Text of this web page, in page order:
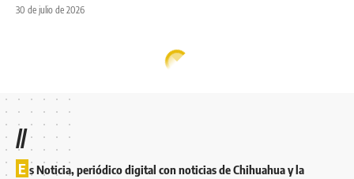
30 de julio de 2026
//
E s Noticia, periódico digital con noticias de Chihuahua y la